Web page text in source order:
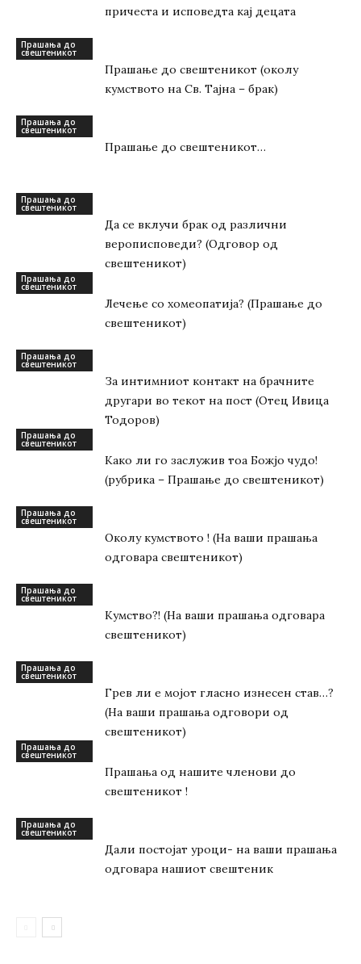
причеста и исповедта кај децата
Прашања до
свештеникот
Прашање до свештеникот (околу
кумството на Св. Тајна – брак)
Прашања до
свештеникот
Прашање до свештеникот…
Прашања до
свештеникот
Да се вклучи брак од различни
верописповеди? (Одговор од
свештеникот)
Прашања до
свештеникот
Лечење со хомеопатија? (Прашање до
свештеникот)
Прашања до
свештеникот
За интимниот контакт на брачните
другари во текот на пост (Отец Ивица
Тодоров)
Прашања до
свештеникот
Како ли го заслужив тоа Божјо чудо!
(рубрика – Прашање до свештеникот)
Прашања до
свештеникот
Околу кумството ! (На ваши прашања
одговара свештеникот)
Прашања до
свештеникот
Кумство?! (На ваши прашања одговара
свештеникот)
Прашања до
свештеникот
Грев ли е мојот гласно изнесен став…?
(На ваши прашања одговори од
свештеникот)
Прашања до
свештеникот
Прашања од нашите членови до
свештеникот !
Прашања до
свештеникот
Дали постојат уроци- на ваши прашања
одговара нашиот свештеник